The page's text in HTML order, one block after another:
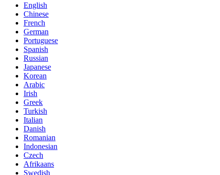
English
Chinese
French
German
Portuguese
Spanish
Russian
Japanese
Korean
Arabic
Irish
Greek
Turkish
Italian
Danish
Romanian
Indonesian
Czech
Afrikaans
Swedish